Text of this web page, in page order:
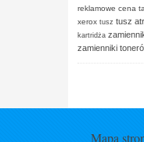
reklamowe cena
xerox tusz tusz
kartridża
zamienniki
Mapa